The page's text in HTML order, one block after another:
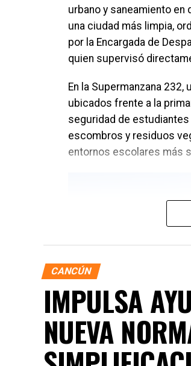
urbano y saneamiento
una ciudad más limpia,
por la Encargada de
quien supervisó
En la Supermanzana
ubicados frente a la
seguridad de
escombros y residuos
entornos escolares más
CANCÚN
IMPULSA
NUEVA